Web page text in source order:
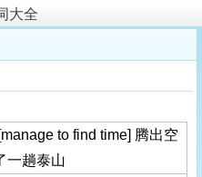
大全
to find time] 腾出空
一趟泰山